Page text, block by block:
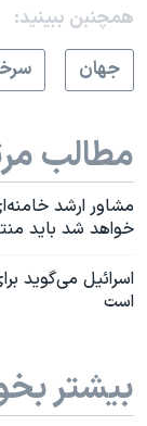
همچنبن ببینید:
جهان
مطالب
مشاور ارشد
خواهد شد باید
اسرائیل می‌گوید
است
بیشتر